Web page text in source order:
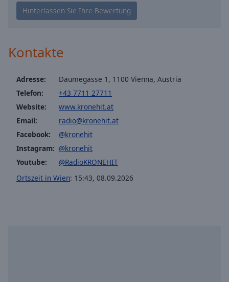
opens
subtitles
subtitles
off,
Audio
Track
Picture-
in-
Picture
Fullscreen
Kronehit German Hip Hop
Kronehit Disco
Kronehit Hardstyle
Kronehit 80er Pop
Kronehit 90er Pop
Kronehit Ladies
Kronehit Gents
Kronehit K-Pop
Kontakte
Adresse:
Daumegasse 1, 1100 Vienna, Austria
Telefon:
+43 7711 27711
Website:
www.kronehit.at
Email:
radio@kronehit.at
Facebook:
@kronehit
Instagram: @kronehit
Youtube:
@RadioKRONEHIT
Ortszeit in Wien: 15:43, 08.09.2026